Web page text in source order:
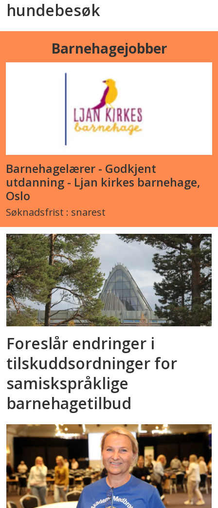
hundebesøk
Barnehagejobber
Barnehagelærer - Godkjent
utdanning - Ljan kirkes barnehage,
Oslo
Søknadsfrist : snarest
Foreslår endringer i
tilskuddsordninger for
samiskspråklige
barnehagetilbud